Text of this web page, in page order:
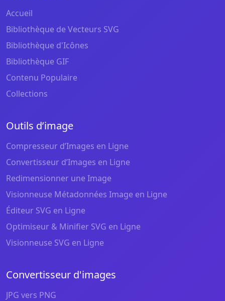
Accueil
Bibliothèque de Vecteurs SVG
Bibliothèque d'Icônes
Bibliothèque GIF
Contenu Populaire
Collections
Outils d’image
Compresseur d’Images en Ligne
Convertisseur d’Images en Ligne
Redimensionner une Image
Visionneuse Métadonnées Image en Ligne
Éditeur SVG en Ligne
Optimiseur & Minifier SVG en Ligne
Visionneuse SVG en Ligne
Convertisseur d'images
JPG vers PNG